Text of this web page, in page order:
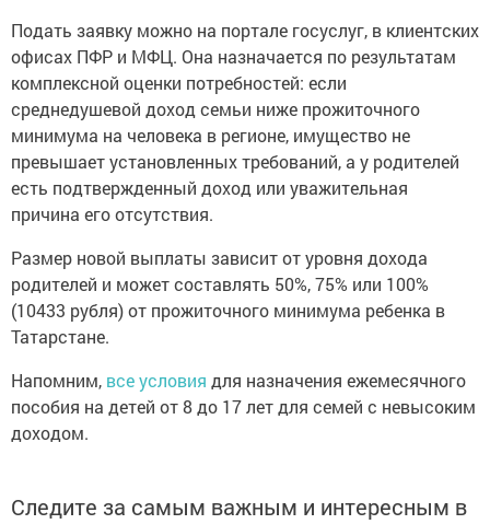
Подать заявку можно на портале госуслуг, в клиентских
офисах ПФР и МФЦ. Она назначается по результатам
комплексной оценки потребностей: если
среднедушевой доход семьи ниже прожиточного
минимума на человека в регионе, имущество не
превышает установленных требований, а у родителей
есть подтвержденный доход или уважительная
причина его отсутствия.
Размер новой выплаты зависит от уровня дохода
родителей и может составлять 50%, 75% или 100%
(10433 рубля) от прожиточного минимума ребенка в
Татарстане.
Напомним, все условия для назначения ежемесячного
пособия на детей от 8 до 17 лет для семей с невысоким
доходом.
Следите за самым важным и интересным в